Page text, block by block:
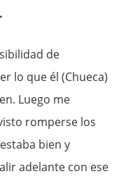
de
lo que él (Chueca)
Luego me
romperse los
bien y
adelante con ese